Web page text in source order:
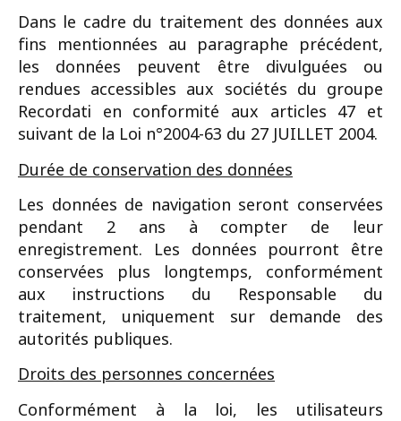
Dans le cadre du traitement des données aux
fins mentionnées au paragraphe précédent,
les données peuvent être divulguées ou
rendues accessibles aux sociétés du groupe
Recordati en conformité aux articles 47 et
suivant de la Loi n°2004-63 du 27 JUILLET 2004.
Durée de conservation des données
Les données de navigation seront conservées
pendant 2 ans à compter de leur
enregistrement. Les données pourront être
conservées plus longtemps, conformément
aux instructions du Responsable du
traitement, uniquement sur demande des
autorités publiques.
Droits des personnes concernées
Conformément à la loi, les utilisateurs